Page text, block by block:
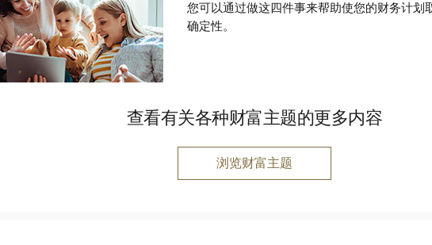
您可以通过做这四件事来帮助使您的财务计划
确定性。
查看有关各种财富主题的更多内容
浏览财富主题